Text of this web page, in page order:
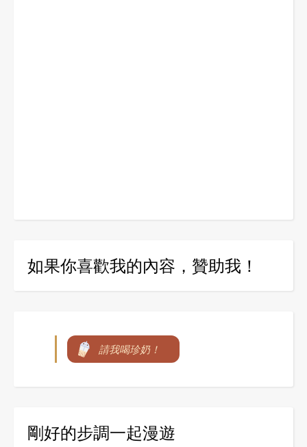
如果你喜歡我的內容，贊助我！
請我喝珍奶！
剛好的步調一起漫遊